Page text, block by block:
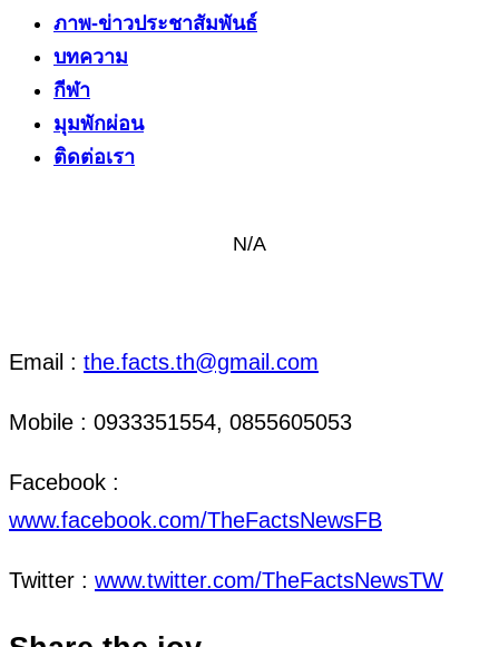
ภาพ-ข่าวประชาสัมพันธ์
บทความ
กีฬา
มุมพักผ่อน
ติดต่อเรา
N/A
Email : the.facts.th@gmail.com
Mobile : 0933351554, 0855605053
Facebook :
www.facebook.com/TheFactsNewsFB
Twitter : www.twitter.com/TheFactsNewsTW